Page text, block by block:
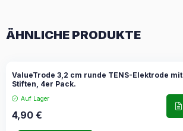
ÄHNLICHE PRODUKTE
ValueTrode 3,2 cm runde TENS-Elektrode mit
Stiften, 4er Pack.
Auf Lager
4,90 €